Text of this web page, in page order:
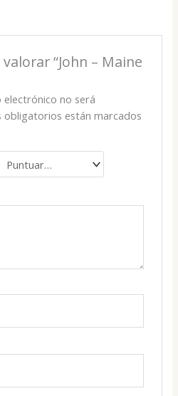
“John – Maine
no será
obligatorios están marcados